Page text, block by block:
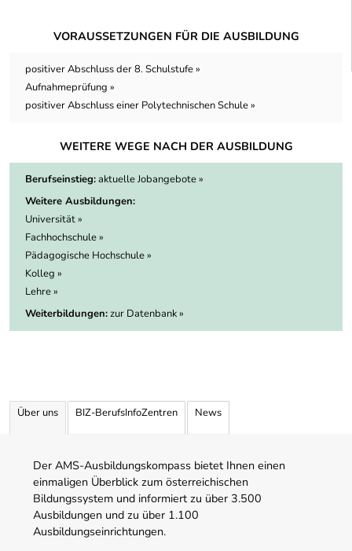
VORAUSSETZUNGEN FÜR DIE AUSBILDUNG
positiver Abschluss der 8. Schulstufe »
Aufnahmeprüfung »
positiver Abschluss einer Polytechnischen Schule »
WEITERE WEGE NACH DER AUSBILDUNG
Berufseinstieg:aktuelle Jobangebote »
Weitere Ausbildungen:
Universität »
Fachhochschule »
Pädagogische Hochschule »
Kolleg »
Lehre »
Weiterbildungen:zur Datenbank »
Über uns BIZ-BerufsInfoZentren News
Der AMS-Ausbildungskompass bietet Ihnen einen
einmaligen Überblick zum österreichischen
Bildungssystem und informiert zu über 3.500
Ausbildungen und zu über 1.100
Ausbildungseinrichtungen.